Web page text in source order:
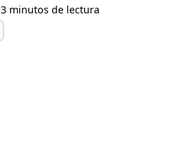
3 minutos de lectura